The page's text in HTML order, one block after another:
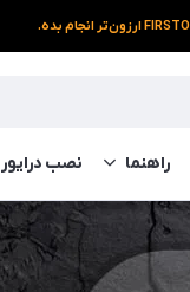
راهنما نصب درایور